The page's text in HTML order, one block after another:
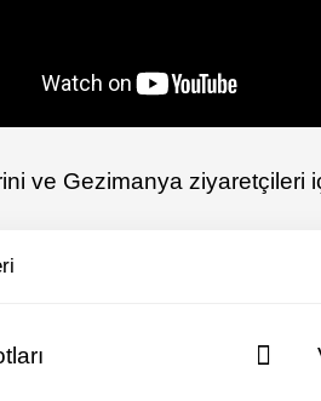
ve Gezimanya ziyaretçileri